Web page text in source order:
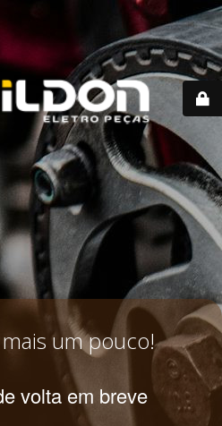
um pouco!
volta em breve